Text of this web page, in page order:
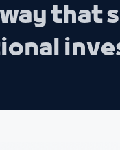
that